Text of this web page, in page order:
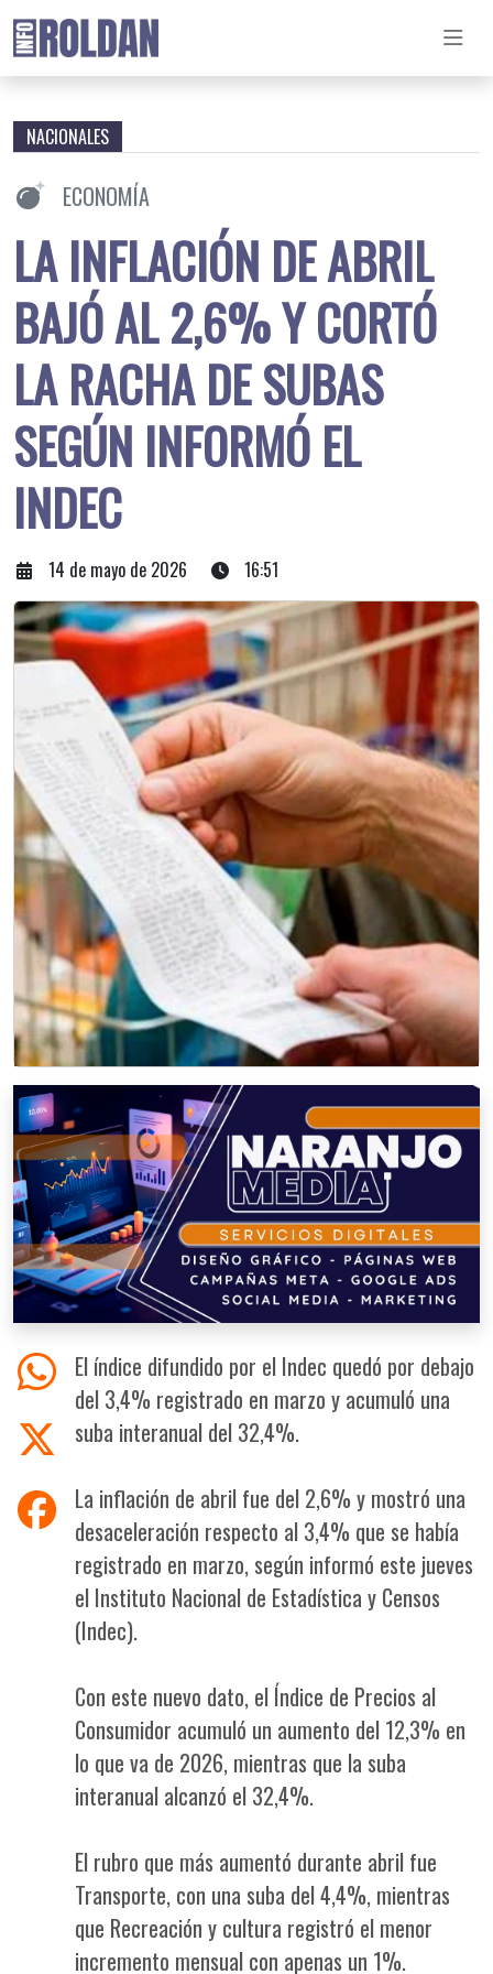
NACIONALES
ECONOMÍA
LA INFLACIÓN DE ABRIL
BAJÓ AL 2,6% Y CORTÓ
LA RACHA DE SUBAS
SEGÚN INFORMÓ EL
INDEC
14 de mayo de 2026 16:51
El índice difundido por el Indec quedó por debajo
del 3,4% registrado en marzo y acumuló una
suba interanual del 32,4%.
La inflación de abril fue del 2,6% y mostró una
desaceleración respecto al 3,4% que se había
registrado en marzo, según informó este jueves
el Instituto Nacional de Estadística y Censos
(Indec).
Con este nuevo dato, el Índice de Precios al
Consumidor acumuló un aumento del 12,3% en
lo que va de 2026, mientras que la suba
interanual alcanzó el 32,4%.
El rubro que más aumentó durante abril fue
Transporte, con una suba del 4,4%, mientras
que Recreación y cultura registró el menor
incremento mensual con apenas un 1%.